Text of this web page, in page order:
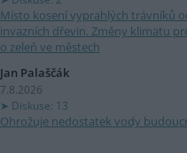
Místo kosení vyprahlých trávníků
invazních dřevin. Změny klimatu
o zeleň ve městech
Jan Palaščák
7.8.2026
Diskuse: 13
Ohrožuje nedostatek vody